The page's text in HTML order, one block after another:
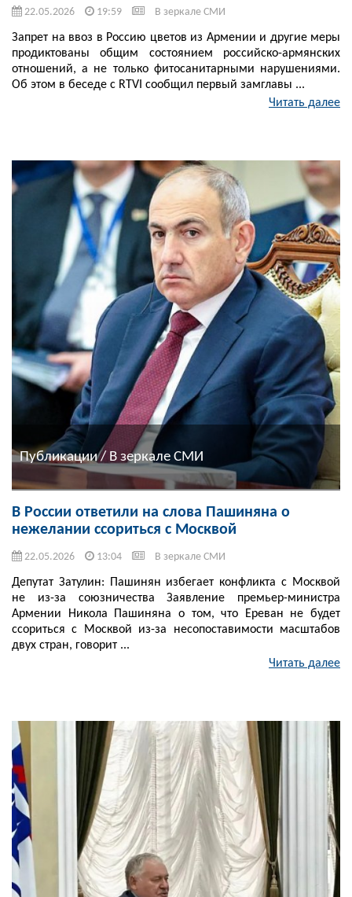
22.05.2026 19:59 В зеркале СМИ
Запрет на ввоз в Россию цветов из Армении и другие меры
продиктованы общим состоянием российско-армянских
отношений, а не только фитосанитарными нарушениями.
Об этом в беседе с RTVI сообщил первый замглавы ...
Читать далее
Публикации / В зеркале СМИ
В России ответили на слова Пашиняна о
нежелании ссориться с Москвой
22.05.2026 13:04 В зеркале СМИ
Депутат Затулин: Пашинян избегает конфликта с Москвой
не из-за союзничества Заявление премьер-министра
Армении Никола Пашиняна о том, что Ереван не будет
ссориться с Москвой из-за несопоставимости масштабов
двух стран, говорит ...
Читать далее